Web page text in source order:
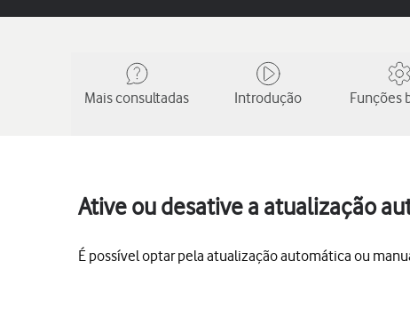
Mais consultadas Introdução Funções
Ative ou desative a atualização
É possível optar pela atualização automática ou